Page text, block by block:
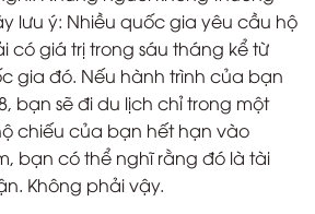
lưu ý: Nhiều quốc gia yêu cầu hộ
có giá trị trong sáu tháng kể từ
gia đó. Nếu hành trình của bạn
bạn sẽ đi du lịch chỉ trong một
chiếu của bạn hết hạn vào
bạn có thể nghĩ rằng đó là tài
Không phải vậy.